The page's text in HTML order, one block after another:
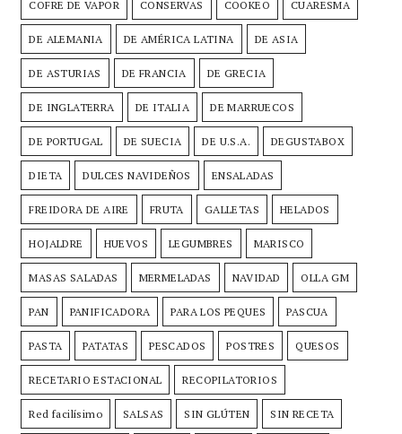
COFRE DE VAPOR CONSERVAS COOKEO CUARESMA
DE ALEMANIA DE AMÉRICA LATINA DE ASIA
DE ASTURIAS DE FRANCIA DE GRECIA
DE INGLATERRA DE ITALIA DE MARRUECOS
DE PORTUGAL DE SUECIA DE U.S.A. DEGUSTABOX
DIETA DULCES NAVIDEÑOS ENSALADAS
FREIDORA DE AIRE FRUTA GALLETAS HELADOS
HOJALDRE HUEVOS LEGUMBRES MARISCO
MASAS SALADAS MERMELADAS NAVIDAD OLLA GM
PAN PANIFICADORA PARA LOS PEQUES PASCUA
PASTA PATATAS PESCADOS POSTRES QUESOS
RECETARIO ESTACIONAL RECOPILATORIOS
Red facilísimo SALSAS SIN GLÚTEN SIN RECETA